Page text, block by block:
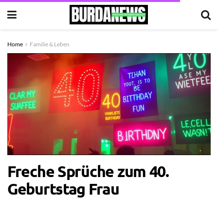
Home Familie & Leben
Freche Sprüche zum 40.
Geburtstag Frau